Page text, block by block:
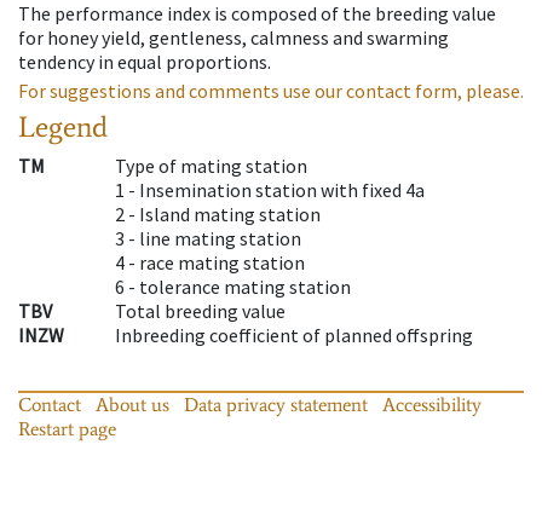
The performance index is composed of the breeding value
for honey yield, gentleness, calmness and swarming
tendency in equal proportions.
For suggestions and comments use our contact form, please.
Legend
TM
Type of mating station
1 - Insemination station with fixed 4a
2 - Island mating station
3 - line mating station
4 - race mating station
6 - tolerance mating station
TBV
Total breeding value
INZW
Inbreeding coefficient of planned offspring
Contact About us Data privacy statement
Accessibility
Restart page